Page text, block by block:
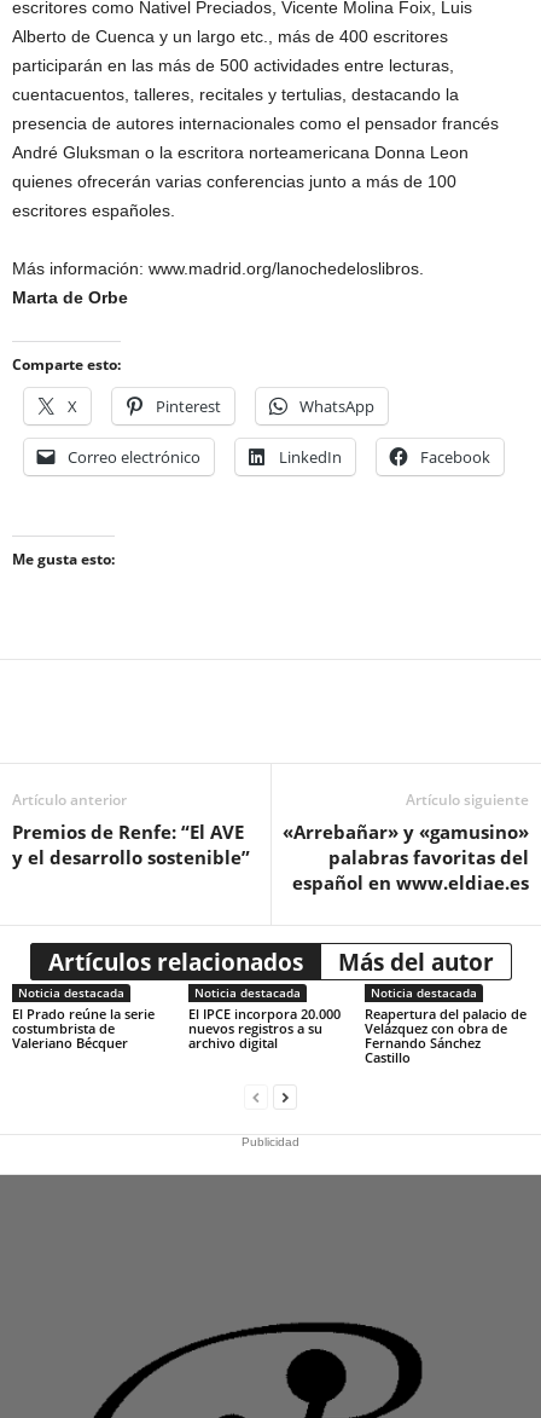
escritores como Nativel Preciados, Vicente Molina Foix, Luis
Alberto de Cuenca y un largo etc., más de 400 escritores
participarán en las más de 500 actividades entre lecturas,
cuentacuentos, talleres, recitales y tertulias, destacando la
presencia de autores internacionales como el pensador francés
André Gluksman o la escritora norteamericana Donna Leon
quienes ofrecerán varias conferencias junto a más de 100
escritores españoles.
Más información: www.madrid.org/lanochedeloslibros.
Marta de Orbe
Comparte esto:
X Pinterest WhatsApp
Correo electrónico LinkedIn Facebook
Me gusta esto:
Artículo anterior
Premios de Renfe: “El AVE
y el desarrollo sostenible”
Artículo siguiente
«Arrebañar» y «gamusino»
palabras favoritas del
español en www.eldiae.es
Artículos relacionados Más del autor
Noticia destacada
El Prado reúne la serie
costumbrista de
Valeriano Bécquer
Noticia destacada
El IPCE incorpora 20.000
nuevos registros a su
archivo digital
Noticia destacada
Reapertura del palacio de
Velázquez con obra de
Fernando Sánchez
Castillo
Publicidad